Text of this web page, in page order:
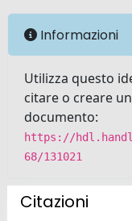
Informazioni
Utilizza questo
citare o creare
documento:
https://
68/131021
Citazioni